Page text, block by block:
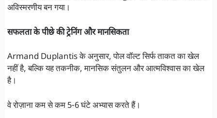
अविस्मरणीय बन गया।
सफलता के पीछे की ट्रेनिंग और मानसिकता
Armand Duplantis के अनुसार, पोल वॉल्ट सिर्फ ताकत का खेल
नहीं है, बल्कि यह तकनीक, मानसिक संतुलन और आत्मविश्वास का खेल
है।
वे रोज़ाना कम से कम 5-6 घंटे अभ्यास करते हैं।